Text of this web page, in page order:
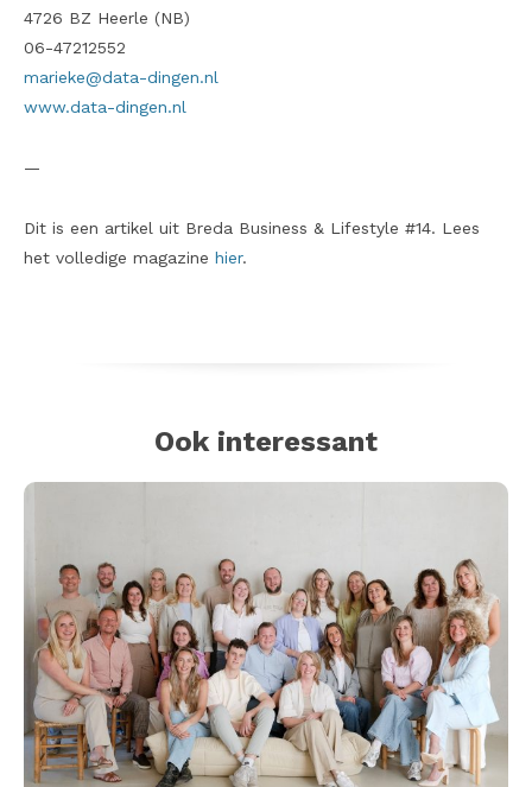
4726 BZ Heerle (NB)
06-47212552
marieke@data-dingen.nl
www.data-dingen.nl
—
Dit is een artikel uit Breda Business & Lifestyle #14. Lees
het volledige magazine hier.
Ook interessant